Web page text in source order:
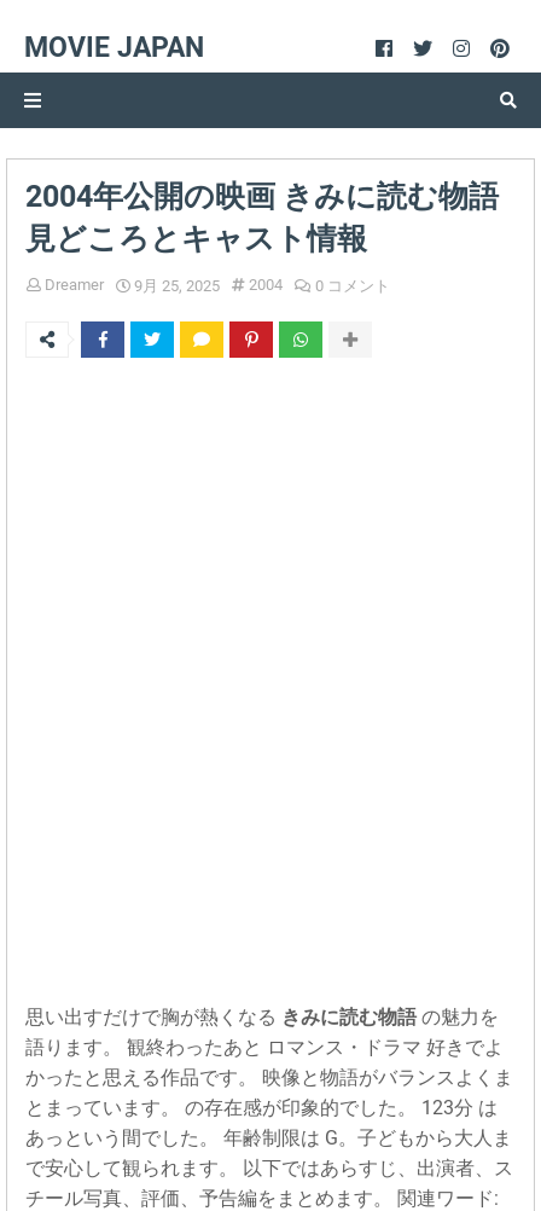
MOVIE JAPAN
2004年公開の映画 きみに読む物語
見どころとキャスト情報
Dreamer 9月 25, 2025 2004 0 コメント
思い出すだけで胸が熱くなる きみに読む物語の魅力を
語ります。 観終わったあと ロマンス・ドラマ 好きでよ
かったと思える作品です。 映像と物語がバランスよくま
とまっています。 の存在感が印象的でした。 123分 は
あっという間でした。 年齢制限は G。子どもから大人ま
で安心して観られます。 以下ではあらすじ、出演者、ス
チール写真、評価、予告編をまとめます。 関連ワード: